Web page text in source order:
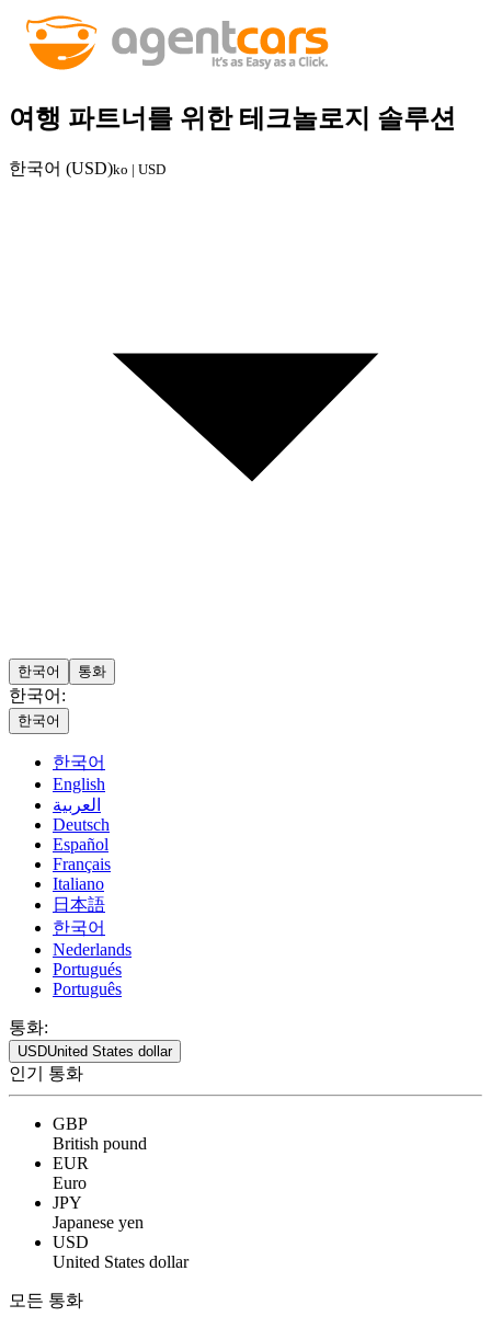
여행 파트너를 위한 테크놀로지 솔루션
한국어 (USD)ko | USD
한국어 통화
한국어:
한국어
한국어
English
العربية
Deutsch
Español
Français
Italiano
日本語
한국어
Nederlands
Portugués
Português
통화:
USDUnited States dollar
인기 통화
GBP
British pound
EUR
Euro
JPY
Japanese yen
USD
United States dollar
모든 통화